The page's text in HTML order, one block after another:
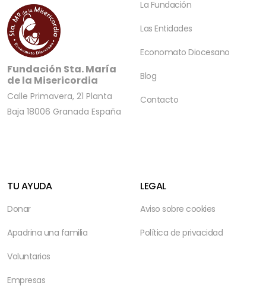
Fundación Sta. María
de la Misericordia
Calle Primavera, 21 Planta
Baja 18006 Granada España
La Fundación
Las Entidades
Economato Diocesano
Blog
Contacto
TU AYUDA
Donar
Apadrina una familia
Voluntarios
Empresas
LEGAL
Aviso sobre cookies
Política de privacidad